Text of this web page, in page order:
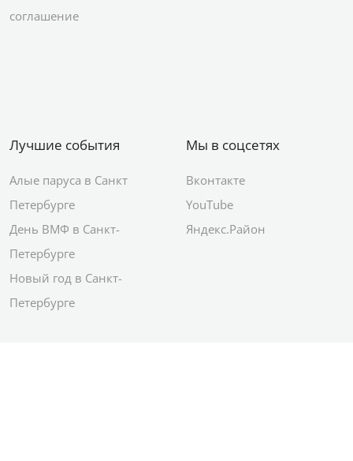
соглашение
Лучшие события
Алые паруса в Санкт
Петербурге
День ВМФ в Санкт-
Петербурге
Новый год в Санкт-
Петербурге
Мы в соцсетях
Вконтакте
YouTube
Яндекс.Район